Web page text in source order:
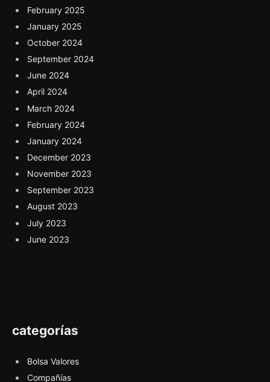
February 2025
January 2025
October 2024
September 2024
June 2024
April 2024
March 2024
February 2024
January 2024
December 2023
November 2023
September 2023
August 2023
July 2023
June 2023
categorías
Bolsa Valores
Compañías